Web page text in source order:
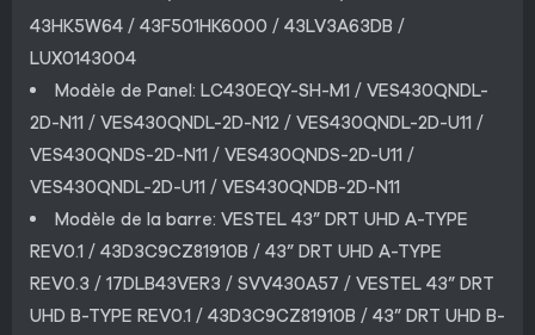
43HK5W64 / 43F501HK6000 / 43LV3A63DB /
LUX0143004
Modèle de Panel: LC430EQY-SH-M1 / VES430QNDL-
2D-N11 / VES430QNDL-2D-N12 / VES430QNDL-2D-U11 /
VES430QNDS-2D-N11 / VES430QNDS-2D-U11 /
VES430QNDL-2D-U11 / VES430QNDB-2D-N11
Modèle de la barre: VESTEL 43” DRT UHD A-TYPE
REV0.1 / 43D3C9CZ81910B / 43” DRT UHD A-TYPE
REV0.3 / 17DLB43VER3 / SVV430A57 / VESTEL 43” DRT
UHD B-TYPE REV0.1 / 43D3C9CZ81910B / 43” DRT UHD B-